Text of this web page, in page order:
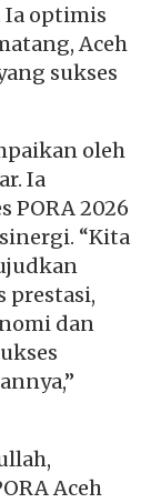
Ia optimis
Aceh
sukses
oleh
Ia
PORA 2026
“Kita
prestasi,
dan
Aceh